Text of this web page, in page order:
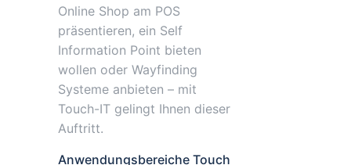
Online Shop am POS
präsentieren, ein Self
Information Point bieten
wollen oder Wayfinding
Systeme anbieten – mit
Touch-IT gelingt Ihnen dieser
Auftritt.
Anwendungsbereiche Touch